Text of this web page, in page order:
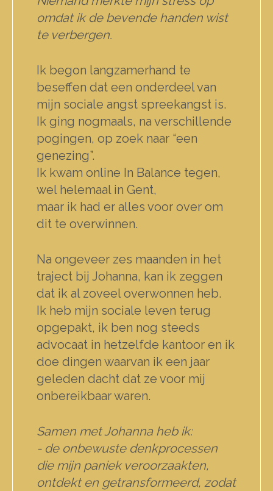
omdat ik de bevende handen wist
te verbergen.
Ik begon langzamerhand te
beseffen dat een onderdeel van
mijn sociale angst spreekangst is.
Ik ging nogmaals, na verschillende
pogingen, op zoek naar “een
genezing”.
Ik kwam online In Balance tegen,
wel helemaal in Gent,
maar ik had er alles voor over om
dit te overwinnen.
Na ongeveer zes maanden in het
traject bij Johanna, kan ik zeggen
dat ik al zoveel overwonnen heb.
Ik heb mijn sociale leven terug
opgepakt, ik ben nog steeds
advocaat in hetzelfde kantoor en ik
doe dingen waarvan ik een jaar
geleden dacht dat ze voor mij
onbereikbaar waren.
Samen met Johanna heb ik:
- de onbewuste denkprocessen
die mijn paniek veroorzaakten,
ontdekt en getransformeerd, zodat